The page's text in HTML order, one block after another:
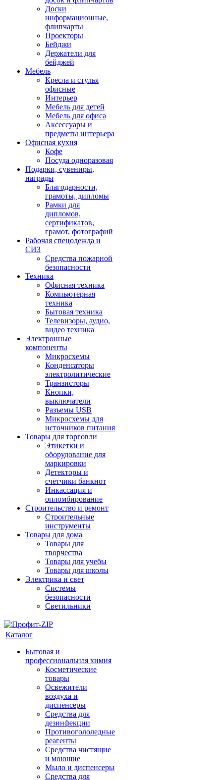
Доски
информационные,
флипчарты
Проекторы
Бейджи
Держатели для
бейджей
Мебель
Кресла и стулья
офисные
Интерьер
Мебель для детей
Мебель для офиса
Аксессуары и
предметы интерьера
Офисная кухня
Кофе
Посуда одноразовая
Подарки, сувениры,
награды
Благодарности,
грамоты, дипломы
Рамки для
дипломов,
сертификатов,
грамот, фотографий
Рабочая спецодежда и
СИЗ
Средства пожарной
безопасности
Техника
Офисная техника
Компьютерная
техника
Бытовая техника
Телевизоры, аудио,
видео техника
Электронные
компоненты
Микросхемы
Конденсаторы
электролитические
Транзисторы
Кнопки,
выключатели
Разъемы USB
Микросхемы для
источников питания
Товары для торговли
Этикетки и
оборудование для
маркировки
Детекторы и
счетчики банкнот
Инкассация и
опломбирование
Строительство и ремонт
Строительные
инструменты
Товары для дома
Товары для
творчества
Товары для учебы
Товары для школы
Электрика и свет
Системы
безопасности
Светильники
Каталог
Бытовая и
профессиональная химия
Косметические
товары
Освежители
воздуха и
диспенсеры
Средства для
дезинфекции
Противогололедные
реагенты
Средства чистящие
и моющие
Мыло и диспенсеры
Средства для